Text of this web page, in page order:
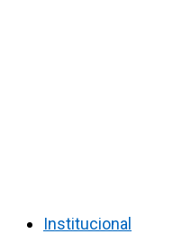
Institucional